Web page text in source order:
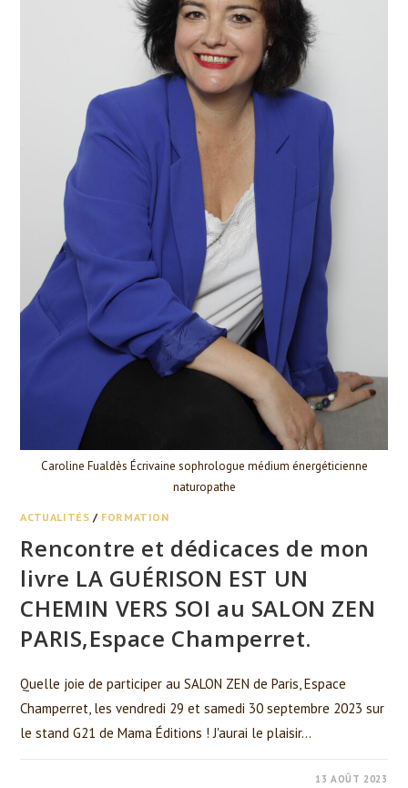
Caroline Fualdès Écrivaine sophrologue médium énergéticienne
naturopathe
ACTUALITÉS / FORMATION
Rencontre et dédicaces de mon
livre LA GUÉRISON EST UN
CHEMIN VERS SOI au SALON ZEN
PARIS,Espace Champerret.
Quelle joie de participer au SALON ZEN de Paris, Espace
Champerret, les vendredi 29 et samedi 30 septembre 2023 sur
le stand G21 de Mama Éditions ! J'aurai le plaisir…
13 AOÛT 2023